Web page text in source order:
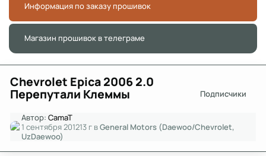
Информация по заказу прошивок
Магазин прошивок в телеграме
Chevrolet Epica 2006 2.0
Перепутали Клеммы Подписчики
Автор:CamaT
1 сентября 201213 г вGeneral Motors (Daewoo/Chevrolet,
UzDaewoo)